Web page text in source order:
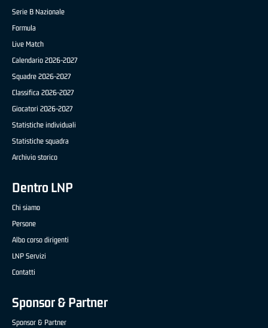
Serie B Nazionale
Formula
Live Match
Calendario 2026-2027
Squadre 2026-2027
Classifica 2026-2027
Giocatori 2026-2027
Statistiche individuali
Statistiche squadra
Archivio storico
Dentro LNP
Chi siamo
Persone
Albo corso dirigenti
LNP Servizi
Contatti
Sponsor & Partner
Sponsor & Partner